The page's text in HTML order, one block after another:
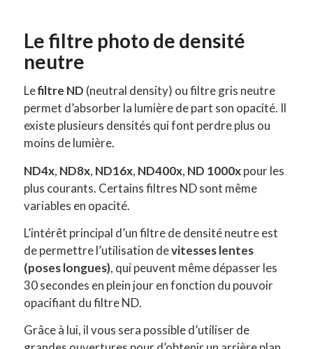
Le filtre photo de densité
neutre
Lefiltre ND (neutral density) ou filtre gris neutre
permet d’absorber la lumière de part son opacité. Il
existe plusieurs densités qui font perdre plus ou
moins de lumière.
ND4x, ND8x, ND16x, ND400x, ND 1000xpour les
plus courants. Certains filtres ND sont même
variables en opacité.
L’intérêt principal d’un filtre de densité neutre est
de permettre l’utilisation devitesses lentes
(poses longues), qui peuvent même dépasser les
30 secondes en plein jour en fonction du pouvoir
opacifiant du filtre ND.
Grâce à lui, il vous sera possible d’utiliser de